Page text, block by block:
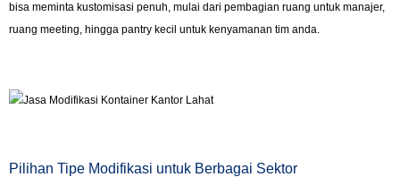
bisa meminta kustomisasi penuh, mulai dari pembagian ruang untuk manajer,
ruang meeting, hingga pantry kecil untuk kenyamanan tim anda.
Pilihan Tipe Modifikasi untuk Berbagai Sektor